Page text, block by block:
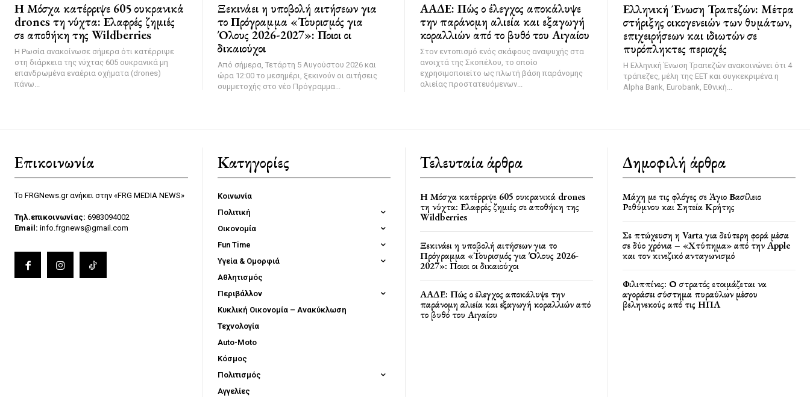
Η Μόσχα κατέρριψε 605 ουκρανικά
drones τη νύχτα: Ελαφρές ζημιές
σε αποθήκη της Wildberries
Η Ρωσία ανακοίνωσε σήμερα ότι κατέρριψε
στη διάρκεια της νύχτας 605 ουκρανικά μη
επανδρωμένα εναέρια οχήματα (drones)
πάνω...
Ξεκινάει η υποβολή αιτήσεων για
το Πρόγραμμα «Τουρισμός για
Όλους 2026-2027»: Ποιοι οι
δικαιούχοι
Από σήμερα, Τετάρτη 5 Αυγούστου 2026 και
ώρα 12:00 το μεσημέρι, ξεκινούν οι αιτήσεις
συμμετοχής στο νέο Πρόγραμμα...
ΑΑΔΕ: Πώς ο έλεγχος αποκάλυψε
την παράνομη αλιεία και εξαγωγή
κοραλλιών από το βυθό του Αιγαίου
Στον εντοπισμό ενός σκάφους αναψυχής στα
ανοιχτά της Σκοπέλου, το οποίο
εχρησιμοποιείτο ως πλωτή βάση παράνομης
αλιείας προστατευόμενων...
Ελληνική Ένωση Τραπεζών: Μέτρα
στήριξης οικογενειών των θυμάτων,
επιχειρήσεων και ιδιωτών σε
πυρόπληκτες περιοχές
Η Ελληνική Ένωση Τραπεζών ανακοινώνει ότι 4
τράπεζες, μέλη της ΕΕΤ και συγκεκριμένα η
Alpha Bank, Eurobank, Εθνική...
Επικοινωνία
Το FRGNews.gr ανήκει στην «FRG MEDIA NEWS»
Τηλ.επικοινωνίας: 6983094002
Email: info.frgnews@gmail.com
Κατηγορίες
Κοινωνία
Πολιτική
Οικονομία
Fun Time
Υγεία & Ομορφιά
Αθλητισμός
Περιβάλλον
Κυκλική Οικονομία – Ανακύκλωση
Τεχνολογία
Auto-Moto
Κόσμος
Πολιτισμός
Αγγελίες
Τελευταία άρθρα
Η Μόσχα κατέρριψε 605 ουκρανικά drones
τη νύχτα: Ελαφρές ζημιές σε αποθήκη της
Wildberries
Ξεκινάει η υποβολή αιτήσεων για το
Πρόγραμμα «Τουρισμός για Όλους 2026-
2027»: Ποιοι οι δικαιούχοι
ΑΑΔΕ: Πώς ο έλεγχος αποκάλυψε την
παράνομη αλιεία και εξαγωγή κοραλλιών από
το βυθό του Αιγαίου
Δημοφιλή άρθρα
Μάχη με τις φλόγες σε Άγιο Βασίλειο
Ρεθύμνου και Σητεία Κρήτης
Σε πτώχευση η Varta για δεύτερη φορά μέσα
σε δύο χρόνια – «Χτύπημα» από την Apple
και τον κινεζικό ανταγωνισμό
Φιλιππίνες: Ο στρατός ετοιμάζεται να
αγοράσει σύστημα πυραύλων μέσου
βεληνεκούς από τις ΗΠΑ